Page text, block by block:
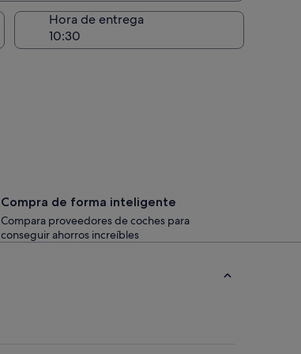
Hora de entrega
Compra de forma inteligente
Compara proveedores de coches para
conseguir ahorros increíbles